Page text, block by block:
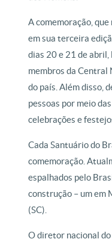
A comemoração, que
em sua terceira
dias 20 e 21 de
membros da Central
do país. Além disso,
pessoas por meio
celebrações e
Cada Santuário do
comemoração.
espalhados pelo
construção – um em
(SC).
O diretor nacional